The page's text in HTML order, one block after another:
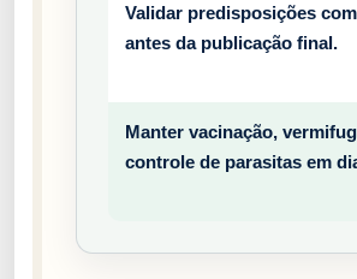
Validar predisposições
antes da publicação final.
Manter vacinação,
controle de parasitas em